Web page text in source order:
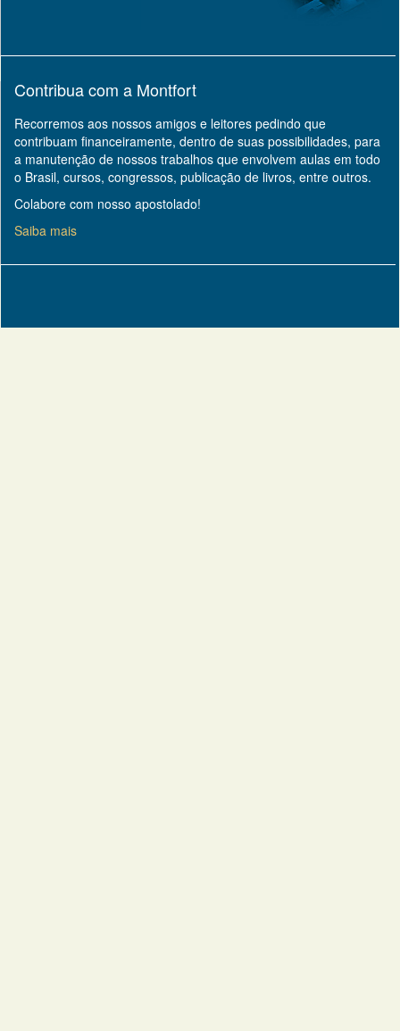
Contribua com a Montfort
Recorremos aos nossos amigos e leitores pedindo que
contribuam financeiramente, dentro de suas possibilidades, para
a manutenção de nossos trabalhos que envolvem aulas em todo
o Brasil, cursos, congressos, publicação de livros, entre outros.
Colabore com nosso apostolado!
Saiba mais